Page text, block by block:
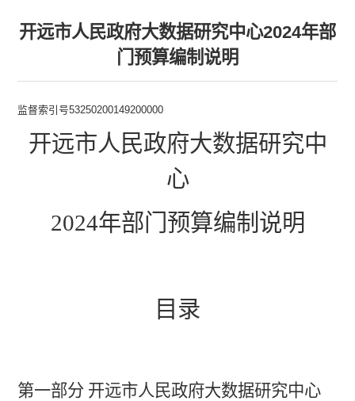
开远市人民政府大数据研究中心2024年部
门预算编制说明
监督索引号53250200149200000
开远市人民政府大数据研究中
心
2024年部门预算编制说明
目录
第一部分 开远市人民政府大数据研究中心